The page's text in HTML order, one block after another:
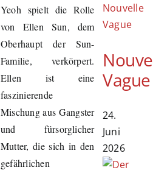
Yeoh spielt die Rolle
von Ellen Sun, dem
Oberhaupt der Sun-
Familie, verkörpert.
Ellen ist eine
faszinierende
Mischung aus Gangster
und fürsorglicher
Mutter, die sich in den
gefährlichen
Vague
24.
Juni
2026